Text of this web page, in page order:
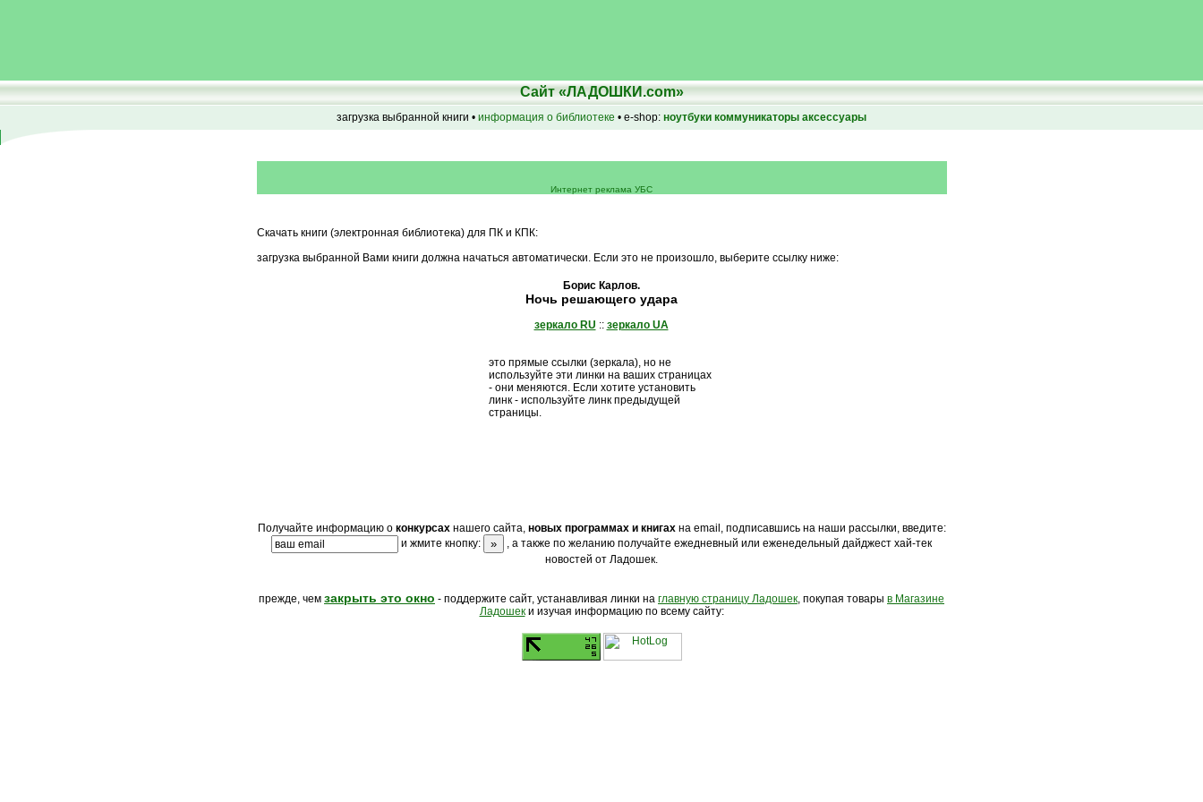
Сайт «ЛАДОШКИ.com»
загрузка выбранной книги • информация о библиотеке • e-shop: ноутбуки коммуникаторы аксессуары
Интернет реклама УБС
Скачать книги (электронная библиотека) для ПК и КПК:
загрузка выбранной Вами книги должна начаться автоматически. Если это не произошло, выберите ссылку ниже:
Борис Карлов.
Ночь решающего удара
зеркало RU :: зеркало UA
это прямые ссылки (зеркала), но не
используйте эти линки на ваших страницах
- они меняются. Если хотите установить
линк - используйте линк предыдущей
страницы.
Получайте информацию о конкурсахнашего сайта, новых программах и книгах на email, подписавшись на наши рассылки, введите:
и жмите кнопку:
, а также по желанию получайте ежедневный или еженедельный дайджест хай-тек
новостей от Ладошек.
прежде, чем закрыть это окно - поддержите сайт, устанавливая линки на главную страницу Ладошек, покупая товары в Магазине
Ладошеки изучая информацию по всему сайту: